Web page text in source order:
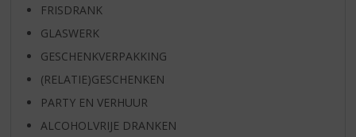
FRISDRANK
GLASWERK
GESCHENKVERPAKKING
(RELATIE)GESCHENKEN
PARTY EN VERHUUR
ALCOHOLVRIJE DRANKEN